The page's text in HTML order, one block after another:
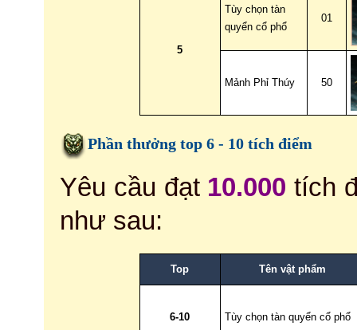
5
Tùy chọn tàn
quyển cổ phổ
01
Mảnh Phỉ Thúy 50
Phần thưởng top 6 - 10 tích điểm
Yêu cầu đạt 10.000 tích
như sau:
Top Tên vật phẩm
6-10 Tùy chọn tàn quyển cổ phổ